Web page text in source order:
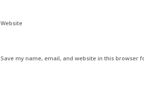
Website
Save my name, email, and website in this browser